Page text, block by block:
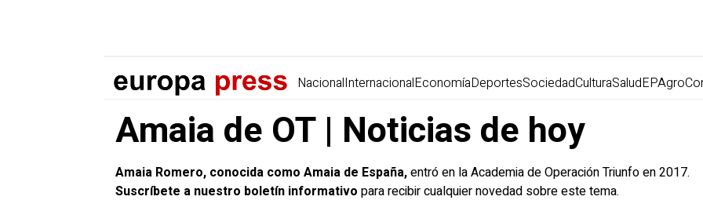
NacionalInternacionalEconomíaDeportesSociedadCulturaSaludEPAgro
Amaia de OT | Noticias de hoy
Amaia Romero, conocida como Amaia de España,entró en la Academia de Operación Triunfo en 2017.
Suscríbete a nuestro boletín informativo para recibir cualquier novedad sobre este tema.